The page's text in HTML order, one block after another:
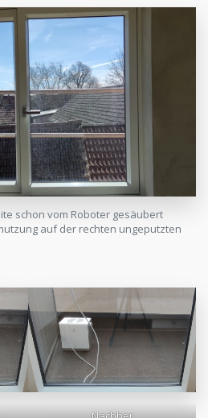
schon vom Roboter gesäubert
auf der rechten ungeputzten